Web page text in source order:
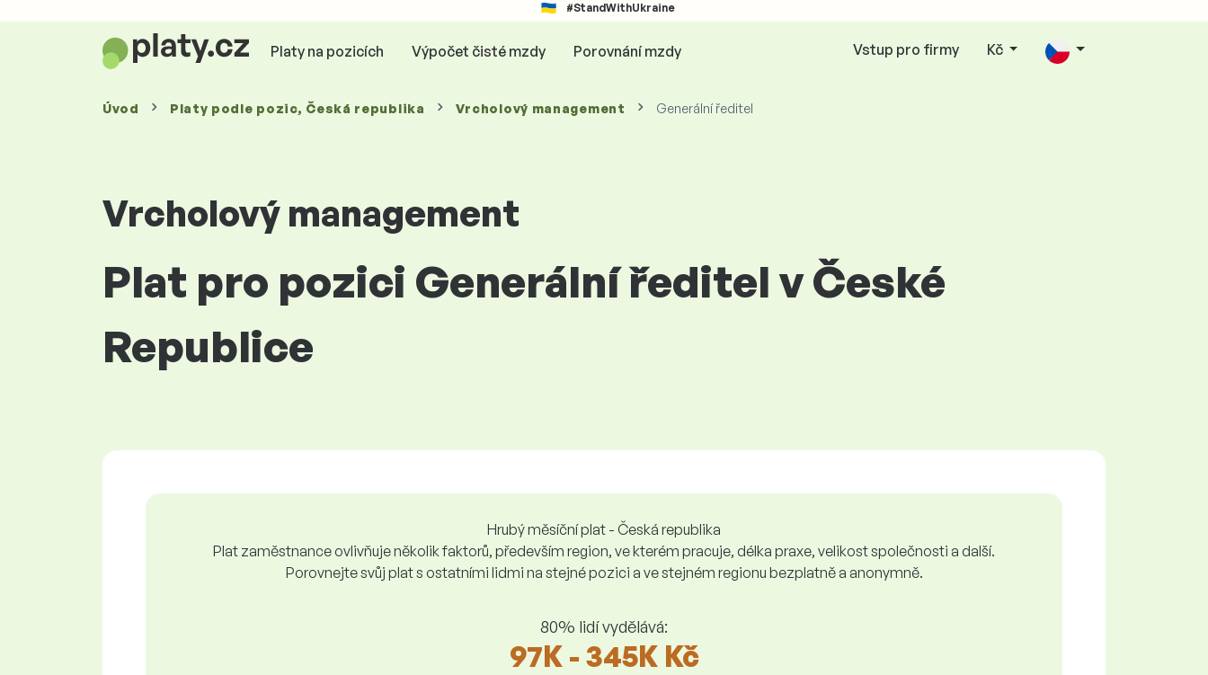
#StandWithUkraine
Platy na pozicích Výpočet čisté mzdy Porovnání mzdy Vstup pro firmy Kč
Úvod Platy podle pozic, Česká republika Vrcholový management Generální ředitel
Vrcholový management
Plat pro pozici Generální ředitel v České
Republice
Hrubý měsíční plat - Česká republika
Plat zaměstnance ovlivňuje několik faktorů, především region, ve kterém pracuje, délka praxe, velikost společnosti a další.
Porovnejte svůj plat s ostatními lidmi na stejné pozici a ve stejném regionu bezplatně a anonymně.
80% lidí vydělává:
97K - 345K Kč